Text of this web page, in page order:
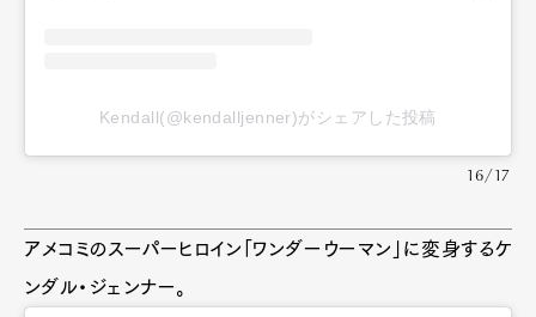
Kendall(@kendalljenner)がシェアした投稿
16/17
アメコミのスーパーヒロイン「ワンダーウーマン」に変身するケ
ンダル・ジェンナー。